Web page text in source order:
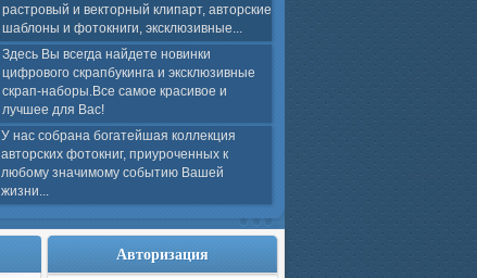
растровый и векторный клипарт, авторские
шаблоны и фотокниги, эксклюзивные...
Здесь Вы всегда найдете новинки
цифрового скрапбукинга и эксклюзивные
скрап-наборы.Все самое красивое и
лучшее для Вас!
У нас собрана богатейшая коллекция
авторских фотокниг, приуроченных к
любому значимому событию Вашей
жизни...
Авторизация